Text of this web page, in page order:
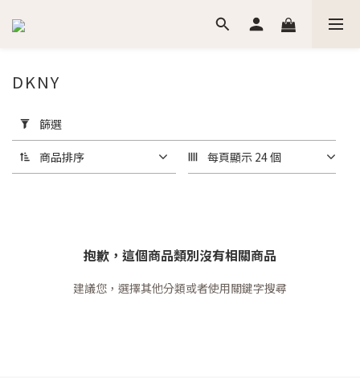
用
篩
選
(0/20)
DKNY
篩選
商品排序 每頁顯示 24 個
抱歉，這個商品類別沒有相關商品
建議您，選擇其他分類或者使用關鍵字搜尋